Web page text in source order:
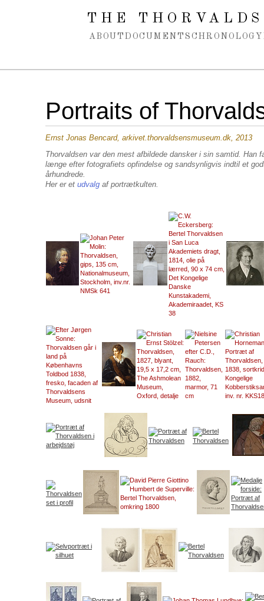
Spring navigation over
THE
ABOUT DOCUMENTS CHRONOLOGY
Portraits of
Ernst Jonas Bencard, arkivet.thorvaldsensmuseum.dk, 2013
Thorvaldsen var den mest afbildede dansker i sin samtid. Han
længe efter fotografiets opfindelse og sandsynligvis indtil et
århundrede.
Her er et udvalg af portrætkulten.